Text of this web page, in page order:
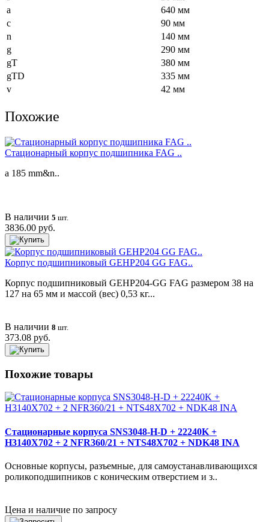
a
640 мм
c
90 мм
n
140 мм
g
290 мм
gT
380 мм
gTD
335 мм
v
42 мм
Похожие
Cтационарный корпус подшипника FAG ..
a 185 mm&n..
В наличии 5 шт.
3836.00 руб.
Корпус подшипниковый GEHP204 GG FAG..
Корпус подшипниковый GEHP204-GG FAG размером 38 на
127 на 65 мм и массой (вес) 0,53 кг...
В наличии 8 шт.
373.08 руб.
Похожие товары
Стационарные корпуса SNS3048-H-D + 22240K +
H3140X702 + 2 NFR360/21 + NTS48X702 + NDK48 INA
Основные корпусы, разъемные, для самоустанавливающихся
роликоподшипников с коническим отверстием и з..
Цена и наличие по запросу